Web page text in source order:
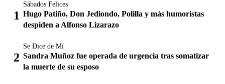
Sábados Felices
Hugo Patiño, Don Jediondo, Polilla y más humoristas
despiden a Alfonso Lizarazo
Se Dice de Mí
Sandra Muñoz fue operada de urgencia tras somatizar
la muerte de su esposo